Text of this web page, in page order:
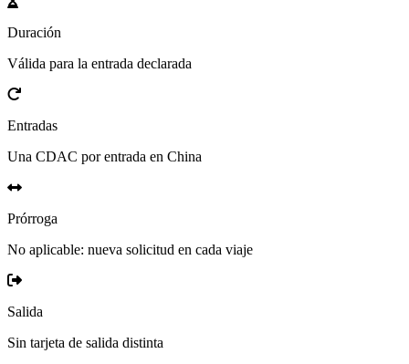
Duración
Válida para la entrada declarada
Entradas
Una CDAC por entrada en China
Prórroga
No aplicable: nueva solicitud en cada viaje
Salida
Sin tarjeta de salida distinta